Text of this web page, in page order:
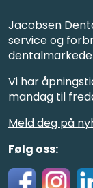
Jacobsen
service og
Vi har
mandag til
Meld deg på
Følg oss: